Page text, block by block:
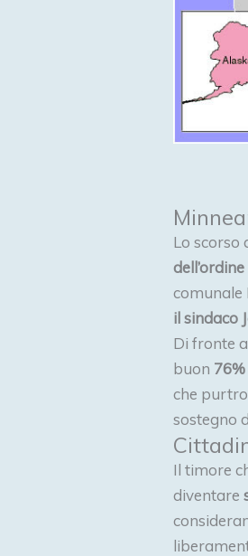
Lo scorso
dell’ordine
comunale
il sindaco
Di fronte
buon
che
sostegno
Il timore
diventare